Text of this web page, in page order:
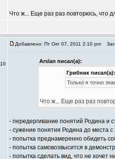
Что ж... Еще раз раз повторюсь, что
Добавлено: Пт Окт 07, 2011 2:10 pm
Arslan писал(а):
Грибник писал(а):
Только я точно
Что ж... Еще раз раз
- передергивание понятий Родина и
- сужение понятия Родина до места
- попытка преднамеренно обидеть
- попытка самовозвысится в
- попытка сделать вид, что не хочет